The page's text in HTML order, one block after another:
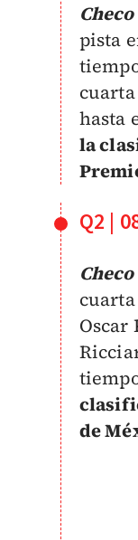
Checo
pista
hasta
la
Q2 |
Checo
de